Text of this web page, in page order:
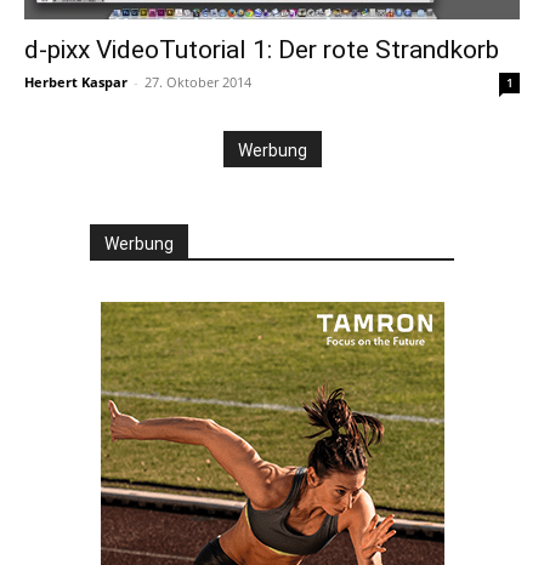
d-pixx VideoTutorial 1: Der rote Strandkorb
Herbert Kaspar - 27. Oktober 2014 1
Werbung
Werbung